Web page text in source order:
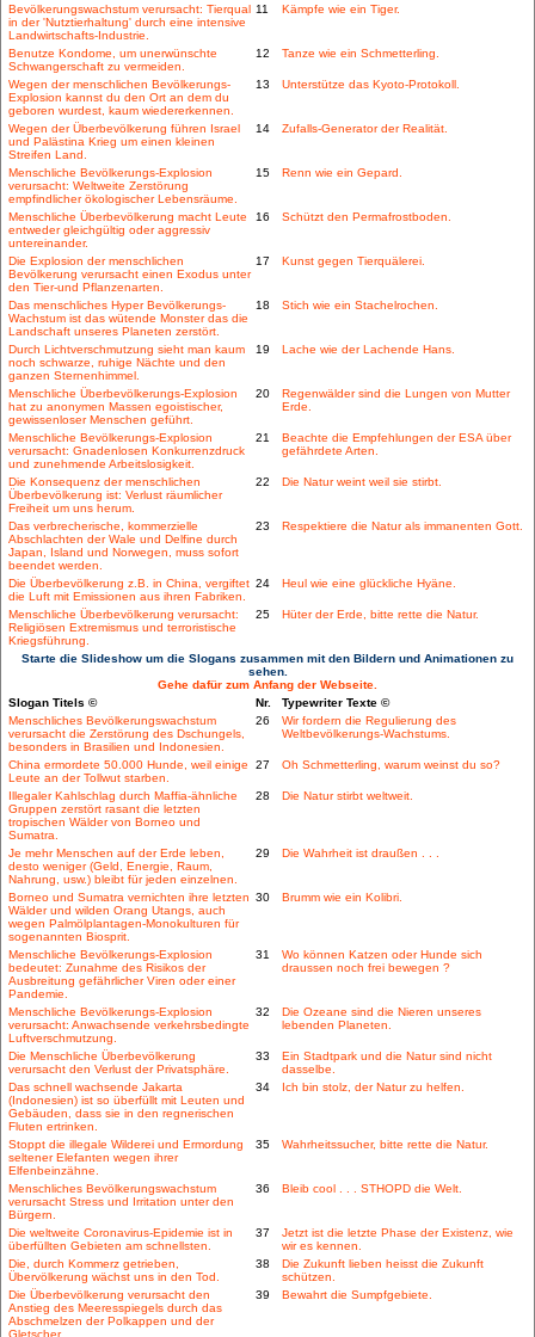
Bevölkerungswachstum verursacht: Tierqual
in der 'Nutztierhaltung' durch eine intensive
Landwirtschafts-Industrie.
11 Kämpfe wie ein Tiger.
Benutze Kondome, um unerwünschte
Schwangerschaft zu vermeiden.
12 Tanze wie ein Schmetterling.
Wegen der menschlichen Bevölkerungs-
Explosion kannst du den Ort an dem du
geboren wurdest, kaum wiedererkennen.
13 Unterstütze das Kyoto-Protokoll.
Wegen der Überbevölkerung führen Israel
und Palästina Krieg um einen kleinen
Streifen Land.
14 Zufalls-Generator der Realität.
Menschliche Bevölkerungs-Explosion
verursacht: Weltweite Zerstörung
empfindlicher ökologischer Lebensräume.
15 Renn wie ein Gepard.
Menschliche Überbevölkerung macht Leute
entweder gleichgültig oder aggressiv
untereinander.
16 Schützt den Permafrostboden.
Die Explosion der menschlichen
Bevölkerung verursacht einen Exodus unter
den Tier-und Pflanzenarten.
17 Kunst gegen Tierquälerei.
Das menschliches Hyper Bevölkerungs-
Wachstum ist das wütende Monster das die
Landschaft unseres Planeten zerstört.
18 Stich wie ein Stachelrochen.
Durch Lichtverschmutzung sieht man kaum
noch schwarze, ruhige Nächte und den
ganzen Sternenhimmel.
19 Lache wie der Lachende Hans.
Menschliche Überbevölkerungs-Explosion
hat zu anonymen Massen egoistischer,
gewissenloser Menschen geführt.
20
Regenwälder sind die Lungen von Mutter
Erde.
Menschliche Bevölkerungs-Explosion
verursacht: Gnadenlosen Konkurrenzdruck
und zunehmende Arbeitslosigkeit.
21
Beachte die Empfehlungen der ESA über
gefährdete Arten.
Die Konsequenz der menschlichen
Überbevölkerung ist: Verlust räumlicher
Freiheit um uns herum.
22 Die Natur weint weil sie stirbt.
Das verbrecherische, kommerzielle
Abschlachten der Wale und Delfine durch
Japan, Island und Norwegen, muss sofort
beendet werden.
23 Respektiere die Natur als immanenten Gott.
Die Überbevölkerung z.B. in China, vergiftet
die Luft mit Emissionen aus ihren Fabriken.
24 Heul wie eine glückliche Hyäne.
Menschliche Überbevölkerung verursacht:
Religiösen Extremismus und terroristische
Kriegsführung.
25 Hüter der Erde, bitte rette die Natur.
Starte die Slideshow um die Slogans zusammen mit den Bildern und Animationen zu
sehen.
Gehe dafür zum Anfang der Webseite.
Slogan Titels ©
Nr.
Typewriter Texte ©
Menschliches Bevölkerungswachstum
verursacht die Zerstörung des Dschungels,
besonders in Brasilien und Indonesien.
26
Wir fordern die Regulierung des
Weltbevölkerungs-Wachstums.
China ermordete 50.000 Hunde, weil einige
Leute an der Tollwut starben.
27 Oh Schmetterling, warum weinst du so?
Illegaler Kahlschlag durch Maffia-ähnliche
Gruppen zerstört rasant die letzten
tropischen Wälder von Borneo und
Sumatra.
28 Die Natur stirbt weltweit.
Je mehr Menschen auf der Erde leben,
desto weniger (Geld, Energie, Raum,
Nahrung, usw.) bleibt für jeden einzelnen.
29 Die Wahrheit ist draußen . . .
Borneo und Sumatra vernichten ihre letzten
Wälder und wilden Orang Utangs, auch
wegen Palmölplantagen-Monokulturen für
sogenannten Biosprit.
30 Brumm wie ein Kolibri.
Menschliche Bevölkerungs-Explosion
bedeutet: Zunahme des Risikos der
Ausbreitung gefährlicher Viren oder einer
Pandemie.
31
Wo können Katzen oder Hunde sich
draussen noch frei bewegen ?
Menschliche Bevölkerungs-Explosion
verursacht: Anwachsende verkehrsbedingte
Luftverschmutzung.
32
Die Ozeane sind die Nieren unseres
lebenden Planeten.
Die Menschliche Überbevölkerung
verursacht den Verlust der Privatsphäre.
33
Ein Stadtpark und die Natur sind nicht
dasselbe.
Das schnell wachsende Jakarta
(Indonesien) ist so überfüllt mit Leuten und
Gebäuden, dass sie in den regnerischen
Fluten ertrinken.
34 Ich bin stolz, der Natur zu helfen.
Stoppt die illegale Wilderei und Ermordung
seltener Elefanten wegen ihrer
Elfenbeinzähne.
35 Wahrheitssucher, bitte rette die Natur.
Menschliches Bevölkerungswachstum
verursacht Stress und Irritation unter den
Bürgern.
36 Bleib cool . . . STHOPD die Welt.
Die weltweite Coronavirus-Epidemie ist in
überfüllten Gebieten am schnellsten.
37
Jetzt ist die letzte Phase der Existenz, wie
wir es kennen.
Die, durch Kommerz getrieben,
Übervölkerung wächst uns in den Tod.
38
Die Zukunft lieben heisst die Zukunft
schützen.
Die Überbevölkerung verursacht den
Anstieg des Meeresspiegels durch das
Abschmelzen der Polkappen und der
39 Bewahrt die Sumpfgebiete.